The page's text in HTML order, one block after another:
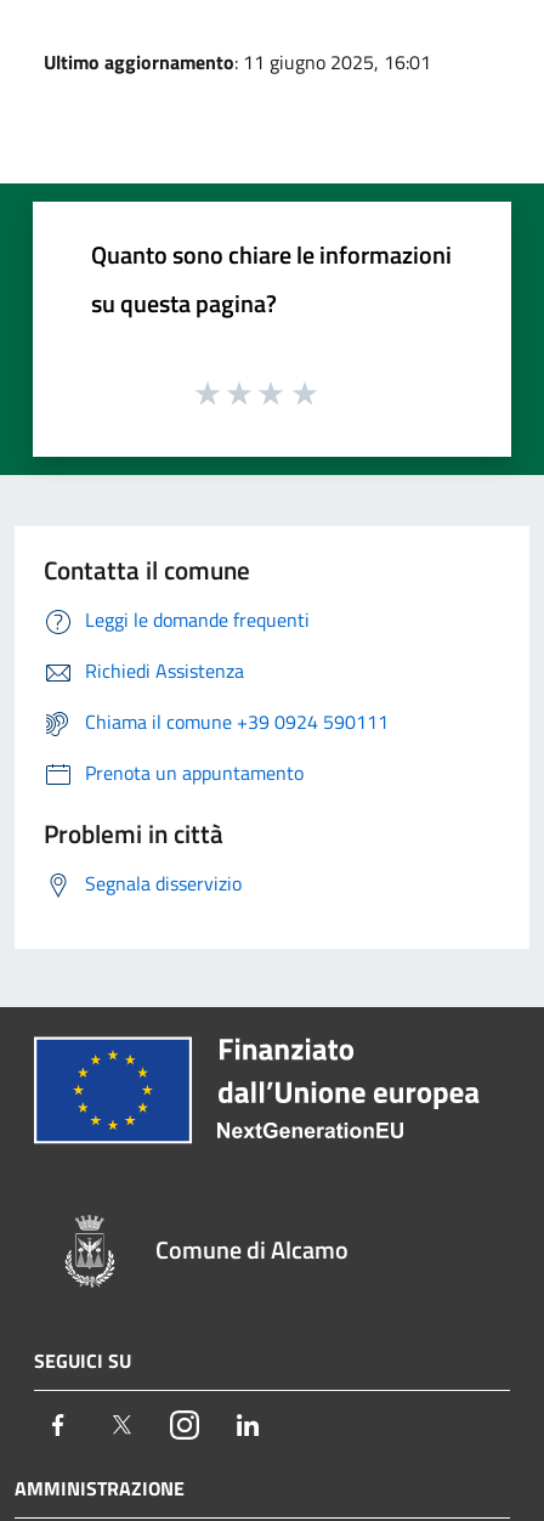
Ultimo aggiornamento: 11 giugno 2025, 16:01
Quanto sono chiare le informazioni
su questa pagina?
Contatta il comune
Leggi le domande frequenti
Richiedi Assistenza
Chiama il comune +39 0924 590111
Prenota un appuntamento
Problemi in città
Segnala disservizio
Comune di Alcamo
SEGUICI SU
Facebook TwitterInstagram
AMMINISTRAZIONE